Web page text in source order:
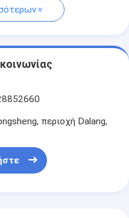
περιοχή Dalang,